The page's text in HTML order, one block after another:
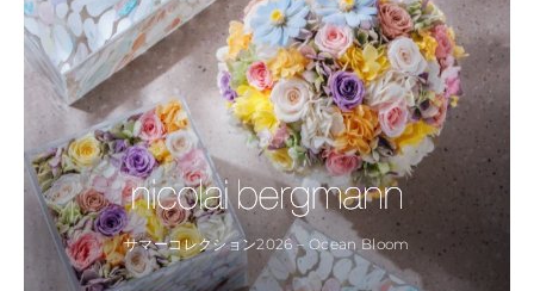
サマーコレクション2026 – Ocean Bloom